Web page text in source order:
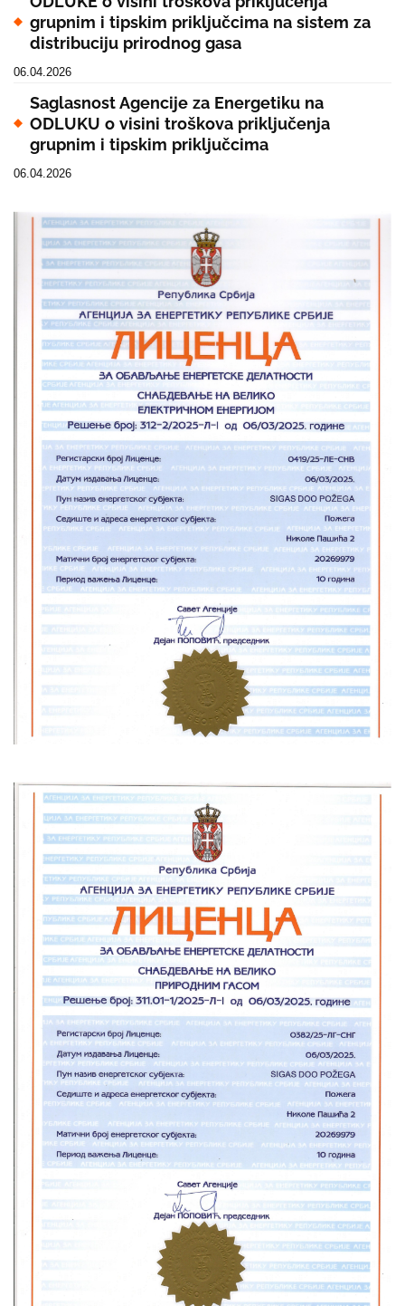
grupnim i tipskim priključcima na sistem za
distribuciju prirodnog gasa
06.04.2026
Saglasnost Agencije za Energetiku na
ODLUKU o visini troškova priključenja
grupnim i tipskim priključcima
06.04.2026